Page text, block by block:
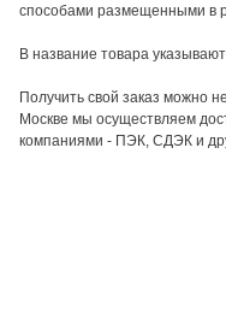
способами размещенными в
В название товара
Получить свой заказ можно
Москве мы осуществляем
компаниями - ПЭК, СДЭК и